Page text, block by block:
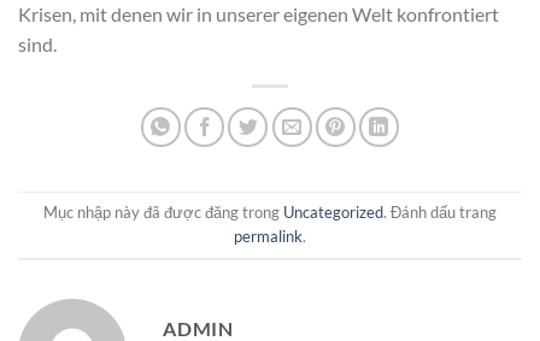
Krisen, mit denen wir in unserer eigenen Welt konfrontiert
sind.
Mục nhập này đã được đăng trong Uncategorized. Đánh dấu trang
permalink.
ADMIN